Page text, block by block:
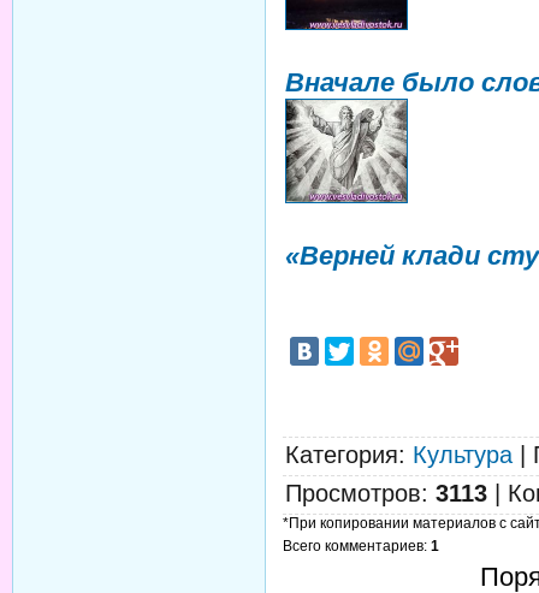
Вначале было
«Верней клади
Категория: Культура
Просмотров: 3113
*При копировании материалов с
Всего комментариев: 1